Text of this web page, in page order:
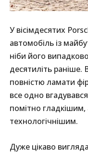
У вісімдесятих
автомобіль із
ніби його
десятиліть
повністю ламати
все одно
помітно
технологічнішим.
Дуже цікаво